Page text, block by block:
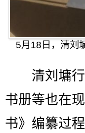
5月18日，清刘
清刘墉行
书册等也在
书》编纂过